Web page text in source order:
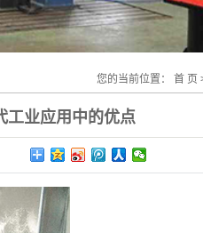
您的当前位置： 首 页
工业应用中的优点